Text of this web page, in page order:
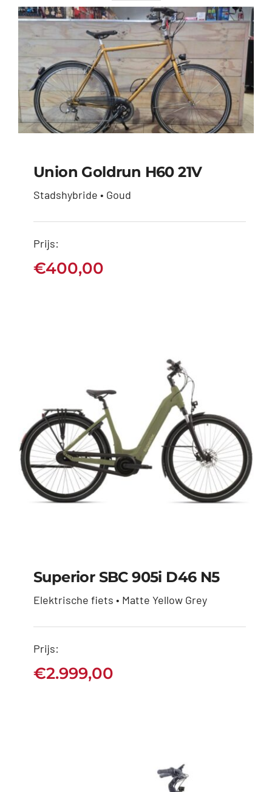
Union Goldrun H60
Union Goldrun H60 21V
Stadshybride • Goud
Prijs:
€400,00
Superior SBC 905i
D46 N5
Superior SBC 905i D46 N5
Elektrische fiets • Matte Yellow Grey
Prijs:
€2.999,00